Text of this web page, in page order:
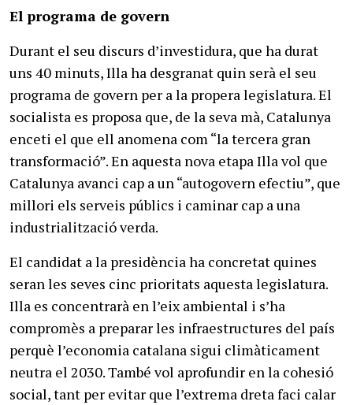
El programa de govern
Durant el seu discurs d’investidura, que ha durat
uns 40 minuts, Illa ha desgranat quin serà el seu
programa de govern per a la propera legislatura. El
socialista es proposa que, de la seva mà, Catalunya
enceti el que ell anomena com “la tercera gran
transformació”. En aquesta nova etapa Illa vol que
Catalunya avanci cap a un “autogovern efectiu”, que
millori els serveis públics i caminar cap a una
industrialització verda.
El candidat a la presidència ha concretat quines
seran les seves cinc prioritats aquesta legislatura.
Illa es concentrarà en l’eix ambiental i s’ha
compromès a preparar les infraestructures del país
perquè l’economia catalana sigui climàticament
neutra el 2030. També vol aprofundir en la cohesió
social, tant per evitar que l’extrema dreta faci calar